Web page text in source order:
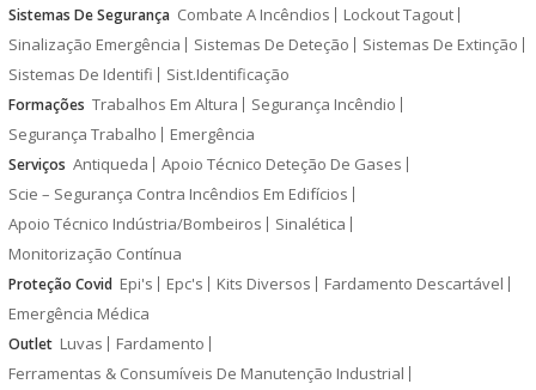
Sistemas De Segurança Combate A Incêndios
Lockout Tagout
Sinalização Emergência
Sistemas De Deteção
Sistemas De Extinção
Sistemas De Identifi
Sist.Identificação
Formações Trabalhos Em Altura
Segurança Incêndio
Segurança Trabalho
Emergência
Serviços Antiqueda
Apoio Técnico Deteção De Gases
Scie – Segurança Contra Incêndios Em Edifícios
Apoio Técnico Indústria/Bombeiros
Sinalética
Monitorização Contínua
Proteção Covid Epi's Epc's Kits Diversos
Fardamento Descartável
Emergência Médica
Outlet Luvas
Fardamento
Ferramentas & Consumíveis De Manutenção Industrial